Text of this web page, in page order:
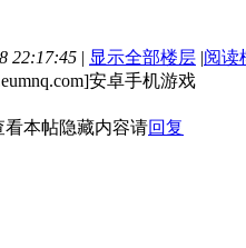
22:17:45 | 显示全部楼层 |阅读
安卓手机游戏
本帖隐藏内容请回复